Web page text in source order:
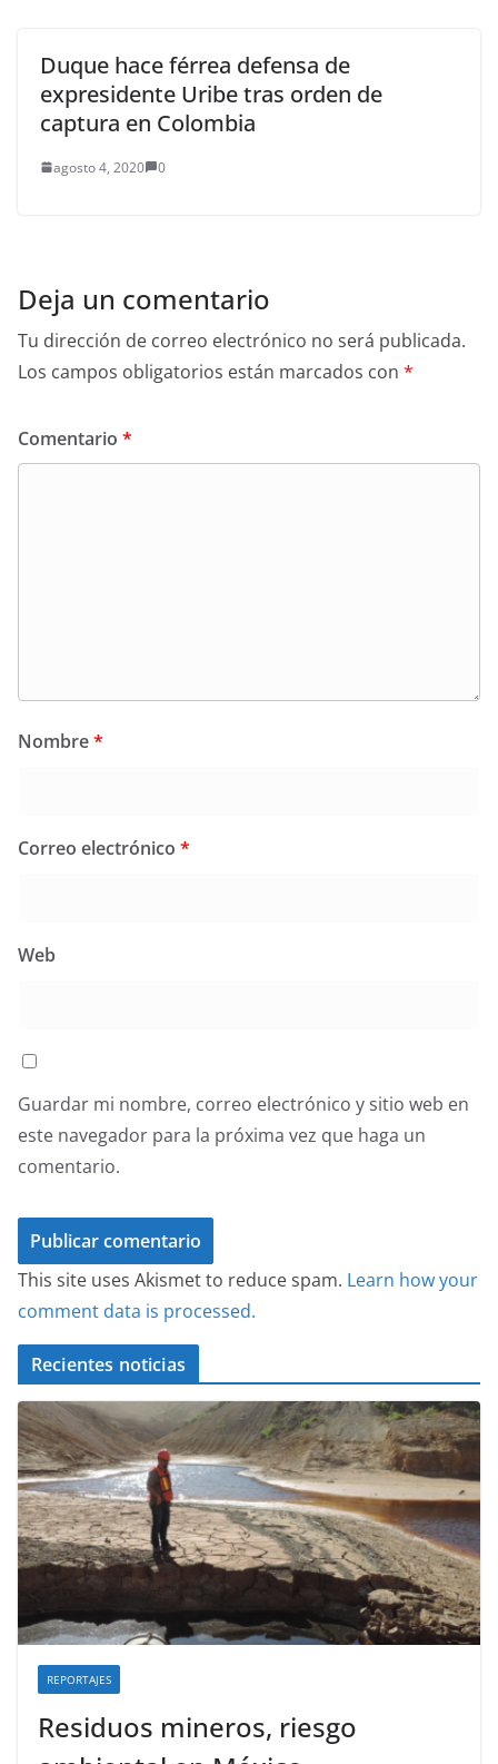
Duque hace férrea defensa de
expresidente Uribe tras orden de
captura en Colombia
agosto 4, 2020 0
Deja un comentario
Tu dirección de correo electrónico no será publicada.
Los campos obligatorios están marcados con *
Comentario *
Nombre*
Correo electrónico *
Web
Guardar mi nombre, correo electrónico y sitio web en
este navegador para la próxima vez que haga un
comentario.
This site uses Akismet to reduce spam. Learn how your
comment data is processed.
Recientes noticias
REPORTAJES
Residuos mineros, riesgo